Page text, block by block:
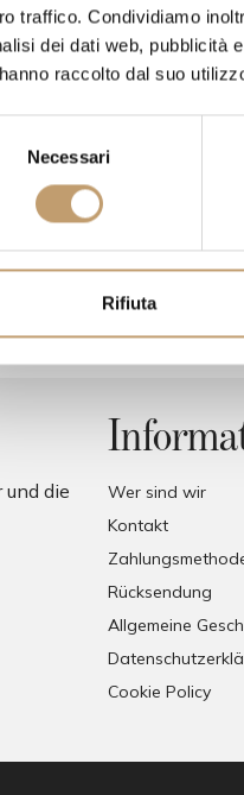
traffico. Condividiamo
dei dati web, pubblicità
raccolto dal suo
Necessari
Rifiuta
die
Wer sind wir
Kontakt
Rücksendung
Allgemeine
Cookie Policy